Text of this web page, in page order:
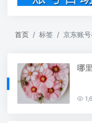
首页 标签 京东账
哪